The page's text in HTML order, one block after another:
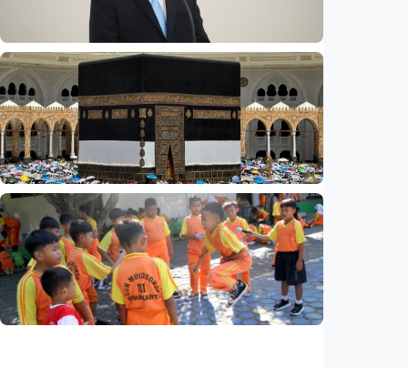
08 Aug 2026
Nasional
Rp4,1 triliun BOS Madrasah & BOP tahap II
segera cair, cek jadwal pengajuannya
Indonesia• 09 Aug 2026
Nasional
Analisis – Ke mana mengalirnya uang jemaah
haji Indonesia? Ada potensi ekonomi yang
bisa kembali ke Tanah Air (1 dari 3 tulisan)
Indonesia•08 Aug 2026